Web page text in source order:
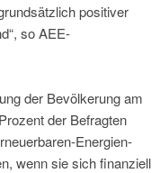
positiver
so AEE-
der Bevölkerung am
der Befragten
Energien-
wenn sie sich finanziell